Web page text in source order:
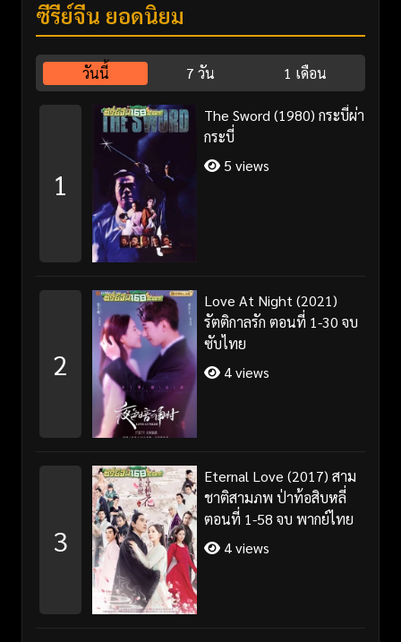
ซีรี่ย์จีน ยอดนิยม
วันนี้ 7 วัน 1 เดือน
1
The Sword (1980) กระบี่ผ่า
กระบี่
5 views
2
Love At Night (2021)
รัตติกาลรัก ตอนที่ 1-30 จบ
ซับไทย
4 views
3
Eternal Love (2017) สาม
ชาติสามภพ ป่าท้อสิบหลี่
ตอนที่ 1-58 จบ พากย์ไทย
4 views